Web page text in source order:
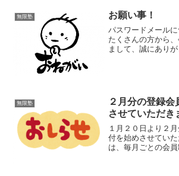
無限塾 お願い事！
パスワードメール
たくさんの方から
まして、誠にあり
無限塾
２月分の登録
させていただき
１月２０日より２
付を始めさせてい
は、毎月ごとの会員